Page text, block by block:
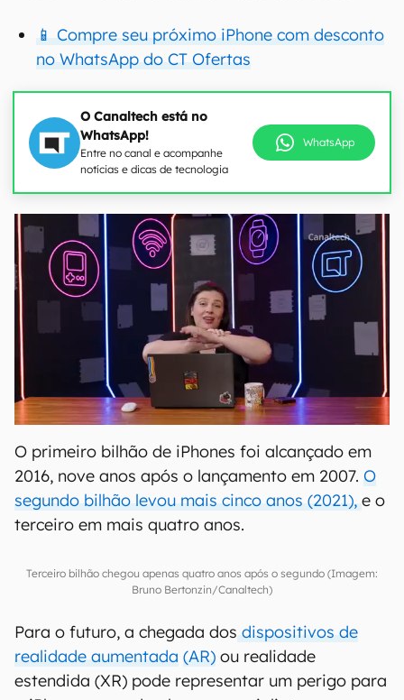
📱 Compre seu próximo iPhone com desconto
no WhatsApp do CT Ofertas
O Canaltech está no
WhatsApp!
Entre no canal e acompanhe
notícias e dicas de tecnologia
WhatsApp
O primeiro bilhão de iPhones foi alcançado em
2016, nove anos após o lançamento em 2007. O
segundo bilhão levou mais cinco anos (2021), e o
terceiro em mais quatro anos.
Terceiro bilhão chegou apenas quatro anos após o segundo (Imagem:
Bruno Bertonzin/Canaltech)
Para o futuro, a chegada dos dispositivos de
realidade aumentada (AR) ou realidade
estendida (XR) pode representar um perigo para